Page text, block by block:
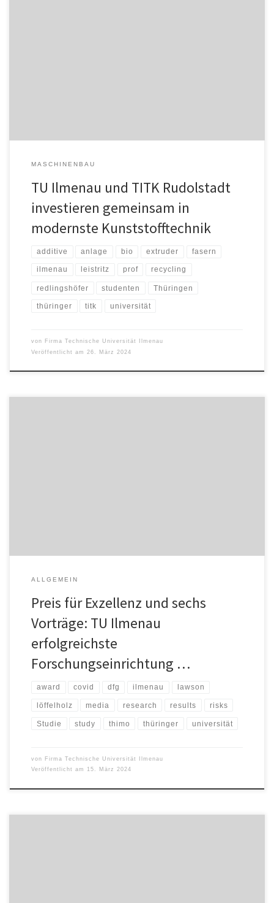
MASCHINENBAU
TU Ilmenau und TITK Rudolstadt
investieren gemeinsam in
modernste Kunststofftechnik
additive anlage bio extruder fasern
ilmenau leistritz prof recycling
redlingshöfer studenten Thüringen
thüringer titk universität
von Firma Technische Universität Ilmenau
Veröffentlicht am
26. März 2024
ALLGEMEIN
Preis für Exzellenz und sechs
Vorträge: TU Ilmenau
erfolgreichste
Forschungseinrichtung …
award covid dfg ilmenau lawson
löffelholz media research results risks
Studie study thimo thüringer universität
von Firma Technische Universität Ilmenau
Veröffentlicht am
15. März 2024